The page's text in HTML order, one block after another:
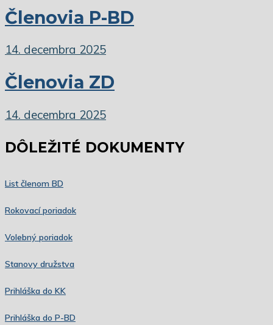
Členovia P-BD
14. decembra 2025
Členovia ZD
14. decembra 2025
DÔLEŽITÉ DOKUMENTY
List členom BD
Rokovací poriadok
Volebný poriadok
Stanovy družstva
Prihláška do KK
Prihláška do P-BD